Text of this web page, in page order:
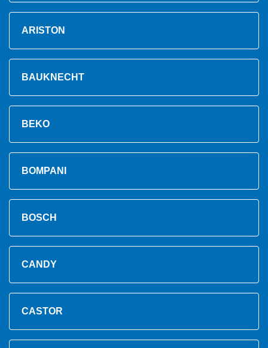
ARISTON
BAUKNECHT
BEKO
BOMPANI
BOSCH
CANDY
CASTOR